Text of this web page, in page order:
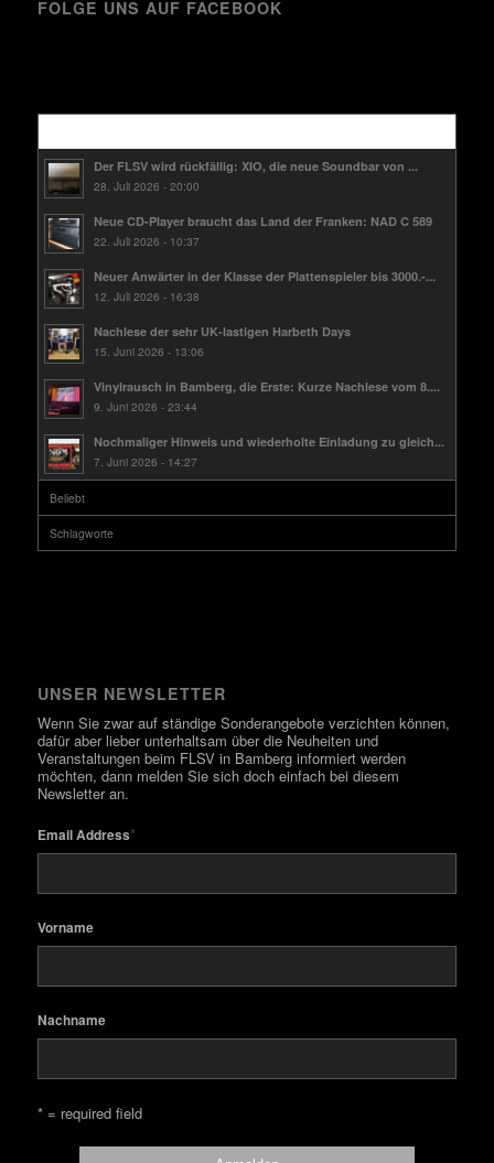
FOLGE UNS AUF FACEBOOK
Der FLSV wird rückfällig: XIO, die neue Soundbar von ...
28. Juli 2026 - 20:00
Neue CD-Player braucht das Land der Franken: NAD C 589
22. Juli 2026 - 10:37
Neuer Anwärter in der Klasse der Plattenspieler bis 3000.-...
12. Juli 2026 - 16:38
Nachlese der sehr UK-lastigen Harbeth Days
15. Juni 2026 - 13:06
Vinylrausch in Bamberg, die Erste: Kurze Nachlese vom 8....
9. Juni 2026 - 23:44
Nochmaliger Hinweis und wiederholte Einladung zu gleich...
7. Juni 2026 - 14:27
Beliebt
Schlagworte
UNSER NEWSLETTER
Wenn Sie zwar auf ständige Sonderangebote verzichten können,
dafür aber lieber unterhaltsam über die Neuheiten und
Veranstaltungen beim FLSV in Bamberg informiert werden
möchten, dann melden Sie sich doch einfach bei diesem
Newsletter an.
Email Address*
Vorname
Nachname
* = required field